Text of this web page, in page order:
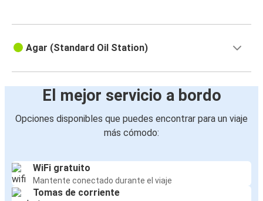
Agar (Standard Oil Station)
El mejor servicio a bordo
Opciones disponibles que puedes encontrar para un viaje
más cómodo:
WiFi gratuito
Mantente conectado durante el viaje
Tomas de corriente